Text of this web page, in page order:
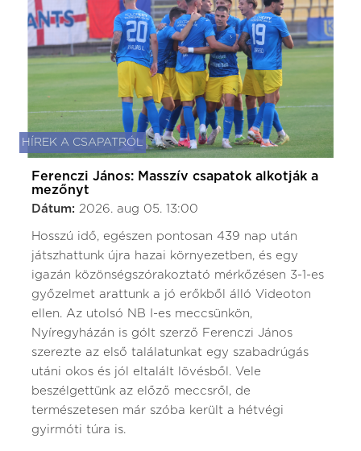
HÍREK A CSAPATRÓL
Ferenczi János: Masszív csapatok alkotják a
mezőnyt
Dátum: 2026. aug 05. 13:00
Hosszú idő, egészen pontosan 439 nap után
játszhattunk újra hazai környezetben, és egy
igazán közönségszórakoztató mérkőzésen 3-1-es
győzelmet arattunk a jó erőkből álló Videoton
ellen. Az utolsó NB I-es meccsünkön,
Nyíregyházán is gólt szerző Ferenczi János
szerezte az első találatunkat egy szabadrúgás
utáni okos és jól eltalált lövésből. Vele
beszélgettünk az előző meccsről, de
természetesen már szóba került a hétvégi
gyirmóti túra is.